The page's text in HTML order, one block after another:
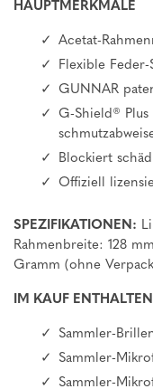
HAUPTMERKMALE
Acetat-
Flexible
GUNNAR
G-Shield®
Blockiert
Offiziell
SPEZIFIKATIONEN:
Rahmenbreite: 128
Gramm (ohne
IM KAUF ENTHALTEN
Sammler-
Sammler-
Sammler-